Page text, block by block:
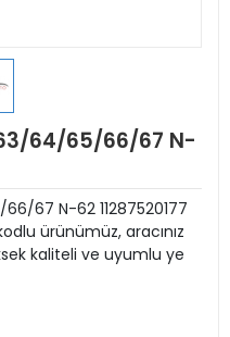
63/64/65/66/67 N-
67 N-62 11287520177
ürünümüz, aracınız
kaliteli ve uyumlu ye